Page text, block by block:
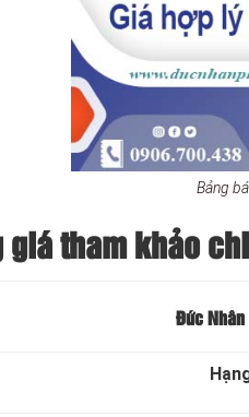
Bảng
giá tham khảo
Đức Nhân